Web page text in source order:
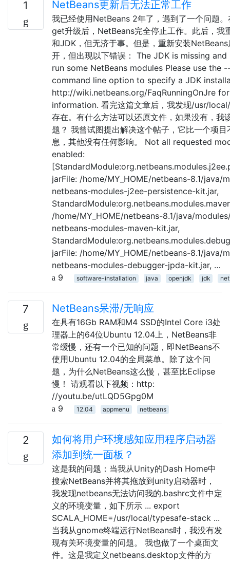
1 NetBeans更新后无法正常工作
我已经使用NetBeans 2年了，遇到了一个问题
get升级后，NetBeans完全停止工作。此后，我
和JDK，但无济于事。但是，重新安装
开，但出现以下错误： The JDK is missing
run some NetBeans modules Please use the
command line option to specify a JDK
http://wiki.netbeans.org/FaqRunningOnJre
information. 看完这篇文章后，我发现/usr/
存在。有什么方法可以还原文件，如果没有，我
题？ 我曾试图提出解决这个帖子，它比一个项目
息，其他没有任何影响。 Not all requested
enabled:
jarFile: /home/MY_HOME/netbeans-8.1/java/
netbeans-modules-j2ee-persistence-kit.jar,
/home/MY_HOME/netbeans-8.1/java/
netbeans-modules-maven-kit.jar,
jarFile: /home/MY_HOME/netbeans-8.1/java/
netbeans-modules-debugger-jpda-kit.jar, …
9
software-installation java openjdk jdk
7 NetBeans呆滞/无响应
在具有16Gb RAM和M4 SSD的Intel Core i3处
理器上的64位Ubuntu 12.04上，NetBeans非
常缓慢，还有一个已知的问题，即NetBeans不
使用Ubuntu 12.04的全局菜单。除了这个问
题，为什么NetBeans这么慢，甚至比Eclipse
慢！ 请观看以下视频：http:
//youtu.be/utLQD5Gpg0M
9
12.04 appmenu netbeans
2
如何将用户环境感知应用程序启动器
添加到统一面板？
这是我的问题：当我从Unity的Dash Home中
搜索NetBeans并将其拖放到unity启动器时，
我发现netbeans无法访问我的.bashrc文件中定
义的环境变量，如下所示 ... export
SCALA_HOME=/usr/local/typesafe-stack ...
当我从gnome终端运行NetBeans时，我没有发
现有关环境变量的问题。 我也做了一个桌面文
件。这是我定义netbeans.desktop文件的方